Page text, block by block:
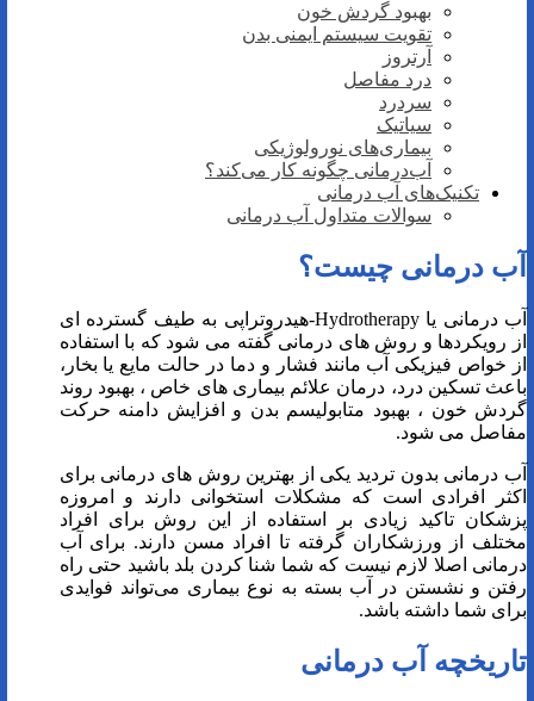
بهبود گردش خون
تقویت سیستم ایمنی بدن
آرتروز
درد مفاصل
سردرد
سیاتیک
بیماری‌های نورولوژیکی
آب‌درمانی چگونه کار می‌کند؟
تکنیک‌های آب درمانی
سوالات متداول آب درمانی
آب درمانی چیست؟
آب درمانی یا Hydrotherapy-هیدروتراپی به طیف گسترده ای
از رویکردها و روش های درمانی گفته می شود که با استفاده
از خواص فیزیکی آب مانند فشار و دما در حالت مایع یا‍ بخار،
باعث تسکین درد، درمان علائم بیماری های خاص ، بهبود روند
گردش خون ، بهبود متابولیسم بدن و افزایش دامنه حرکت
مفاصل می شود.
آب درمانی بدون تردید یکی از بهترین روش های درمانی برای
اکثر افرادی است که مشکلات استخوانی دارند و امروزه
پزشکان تاکید زیادی بر استفاده از این روش برای افراد
مختلف از ورزشکاران گرفته تا افراد مسن دارند. برای آب
درمانی اصلا لازم نیست که شما شنا کردن بلد باشید حتی راه
رفتن و نشستن در آب بسته به نوع بیماری می‌تواند فوایدی
برای شما داشته باشد.
تاریخچه آب درمانی